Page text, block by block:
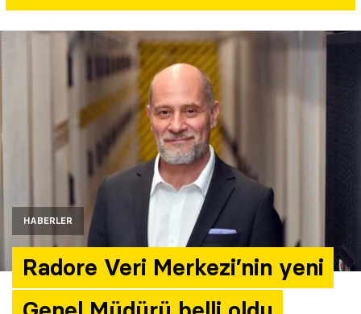
HABERLER
Radore Veri Merkezi’nin yeni